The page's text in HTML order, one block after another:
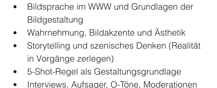
Bildsprache im WWW und Grundlagen der
Bildgestaltung
Wahrnehmung, Bildakzente und Ästhetik
Storytelling und szenisches Denken (Realität
in Vorgänge zerlegen)
5-Shot-Regel als Gestaltungsgrundlage
Interviews, Aufsager, O-Töne, Moderationen